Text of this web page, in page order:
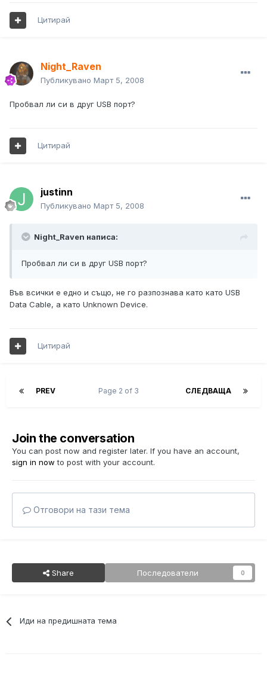
Цитирай
Night_Raven
Публикувано Март 5, 2008
Пробвал ли си в друг USB порт?
Цитирай
justinn
Публикувано Март 5, 2008
Night_Raven написа:
Пробвал ли си в друг USB порт?
Във всички е едно и също, не го разпознава като като USB
Data Cable, а като Unknown Device.
Цитирай
PREV СЛЕДВАЩА
Page 2 of 3
Join the conversation
You can post now and register later. If you have an account,
sign in now to post with your account.
Отговори на тази тема
Share Последователи 0
Иди на предишната тема